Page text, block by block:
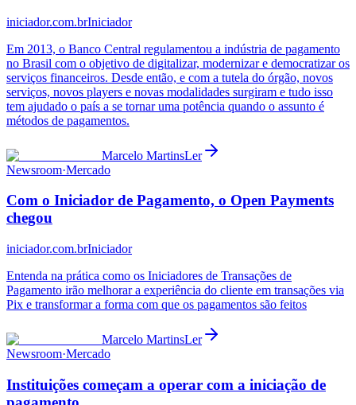
iniciador.com.brIniciador
Em 2013, o Banco Central regulamentou a indústria de pagamento
no Brasil com o objetivo de digitalizar, modernizar e democratizar os
serviços financeiros. Desde então, e com a tutela do órgão, novos
serviços, novos players e novas modalidades surgiram e tudo isso
tem ajudado o país a se tornar uma potência quando o assunto é
métodos de pagamentos.
Marcelo MartinsLer
Newsroom·Mercado
Com o Iniciador de Pagamento, o Open Payments
chegou
iniciador.com.brIniciador
Entenda na prática como os Iniciadores de Transações de
Pagamento irão melhorar a experiência do cliente em transações via
Pix e transformar a forma com que os pagamentos são feitos
Marcelo MartinsLer
Newsroom·Mercado
Instituições começam a operar com a iniciação de